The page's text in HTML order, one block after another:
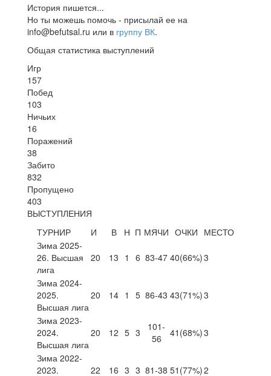
История пишется...
Но ты можешь помочь - присылай ее на
info@befutsal.ru или в группу ВК.
Общая статистика выступлений
Игр
157
Побед
103
Ничьих
16
Поражений
38
Забито
832
Пропущено
403
ВЫСТУПЛЕНИЯ
ТУРНИР
И В Н П МЯЧИ ОЧКИ МЕСТО
Зима 2025-
26. Высшая
лига
20 13 1 6 83-47 40(66%)3
Зима 2024-
2025.
Высшая лига
20 14 1 5 86-43 43(71%)3
Зима 2023-
2024.
Высшая лига
20 12 5 3
101-
56
41 (68%)3
Зима 2022-
2023.
22 16 3 3 81-38 51 (77%)2